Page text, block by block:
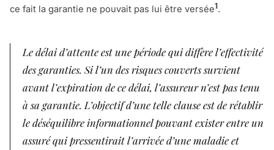
ce fait la garantie ne pouvait pas lui être versée1.
Le délai d’attente est une période qui diffère l’effectivité
des garanties. Si l’un des risques couverts survient
avant l’expiration de ce délai, l’assureur n’est pas tenu
à sa garantie. L’objectif d’une telle clause est de rétablir
le déséquilibre informationnel pouvant exister entre un
assuré qui pressentirait l’arrivée d’une maladie et